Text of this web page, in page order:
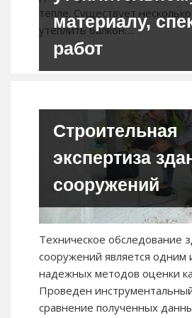
материалу,
работ
тепле. Существует
утеплить балкон….
Строительная
экспертиза
сооружений
Техническое обследование
сооружений является одним
надежных методов оценки
Проведен
сравнение полученных